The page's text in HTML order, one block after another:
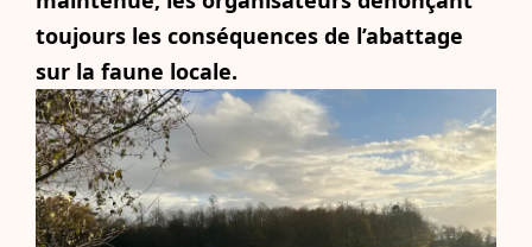
toujours les conséquences de l’abattage
sur la faune locale.